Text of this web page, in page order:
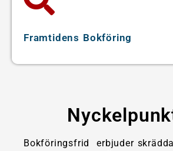
Framtidens Bokföring
Bokföringsfrid erbjuder